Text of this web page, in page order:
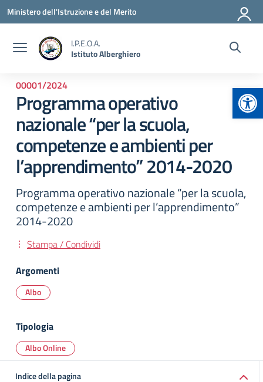
Vai ai contenuti
Vai al menu di navigazione
Vai al footer
Ministero dell'Istruzione e del Merito
I.P.E.O.A.
Istituto Alberghiero
00001/2024
Programma operativo
nazionale “per la scuola,
competenze e ambienti per
l’apprendimento” 2014-2020
Programma operativo nazionale “per la scuola,
competenze e ambienti per l’apprendimento”
2014-2020
Stampa / Condividi
Argomenti
Albo
Tipologia
Albo Online
Indice della pagina